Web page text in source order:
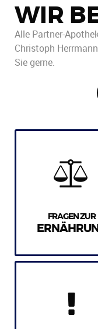
WIR
Alle Partner-
Christoph
Sie gerne.
FRAGEN ZUR